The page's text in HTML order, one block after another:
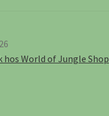
World of Jungle Shop